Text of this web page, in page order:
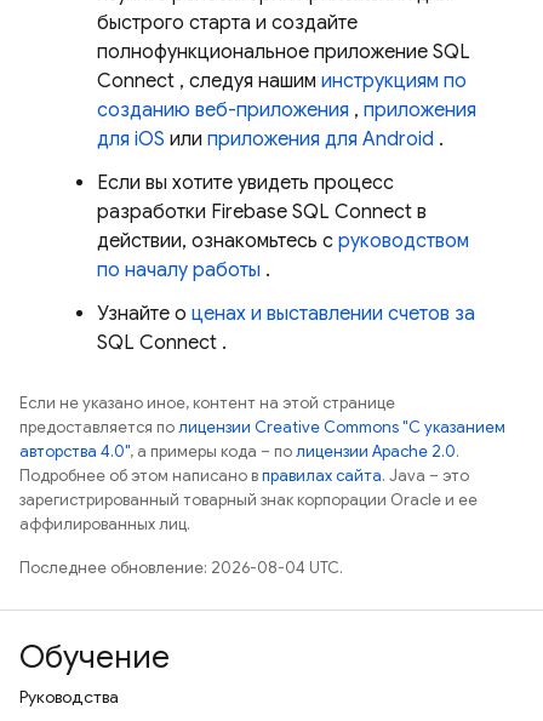
быстрого старта и создайте
полнофункциональное приложение SQL
Connect , следуя нашим инструкциям по
созданию веб-приложения , приложения
для iOS или приложения для Android .
Если вы хотите увидеть процесс
разработки Firebase SQL Connect в
действии, ознакомьтесь с руководством
по началу работы .
Узнайте о ценах и выставлении счетов за
SQL Connect .
Если не указано иное, контент на этой странице
предоставляется полицензии Creative Commons "С указанием
авторства 4.0", а примеры кода – полицензии Apache 2.0.
Подробнее об этом написано вправилах сайта. Java – это
зарегистрированный товарный знак корпорации Oracle и ее
аффилированных лиц.
Последнее обновление: 2026-08-04 UTC.
Обучение
Руководства